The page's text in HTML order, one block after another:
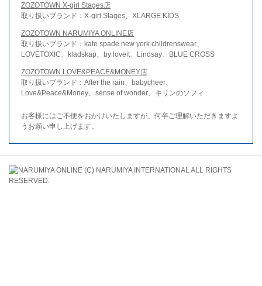
ZOZOTOWN X-girl Stages店
取り扱いブランド：X-girl Stages、XLARGE KIDS
ZOZOTOWN NARUMIYA ONLINE店
取り扱いブランド：kate spade new york childrenswear、
LOVETOXIC、kladskap、by loveit、Lindsay、BLUE CROSS
ZOZOTOWN LOVE&PEACE&MONEY店
取り扱いブランド：After the rain、babycheer、
Love&Peace&Money、sense of wonder、キリンのソフィ
お客様にはご不便をおかけいたしますが、何卒ご理解いただきますよ
うお願い申し上げます。